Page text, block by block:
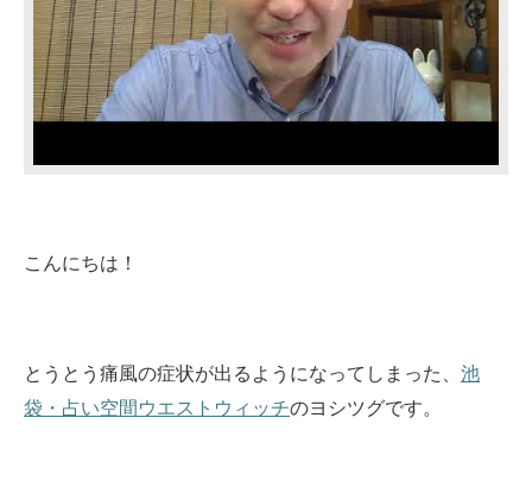
こんにちは！
とうとう痛風の症状が出るようになってしまった、 池
袋・占い空間ウエストウィッチのヨシツグです。